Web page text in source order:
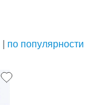
| по популярности